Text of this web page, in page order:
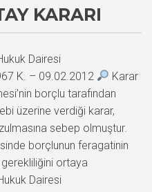
KARARI
Dairesi
K. – 09.02.2012
Karar
borçlu tarafından
üzerine verdiği karar,
sebep olmuştur.
borçlunun feragatinin
ortaya
Dairesi